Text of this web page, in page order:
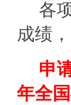
各
成绩
申
年全